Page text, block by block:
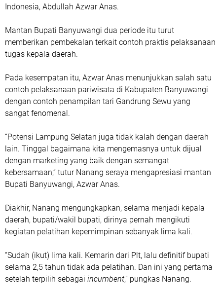
Indonesia, Abdullah Azwar Anas.
Mantan Bupati Banyuwangi dua periode itu turut
memberikan pembekalan terkait contoh praktis pelaksanaan
tugas kepala daerah.
Pada kesempatan itu, Azwar Anas menunjukkan salah satu
contoh pelaksanaan pariwisata di Kabupaten Banyuwangi
dengan contoh penampilan tari Gandrung Sewu yang
sangat fenomenal.
“Potensi Lampung Selatan juga tidak kalah dengan daerah
lain. Tinggal bagaimana kita mengemasnya untuk dijual
dengan marketing yang baik dengan semangat
kebersamaan,” tutur Nanang seraya mengapresiasi mantan
Bupati Banyuwangi, Azwar Anas.
Diakhir, Nanang mengungkapkan, selama menjadi kepala
daerah, bupati/wakil bupati, dirinya pernah mengikuti
kegiatan pelatihan kepemimpinan sebanyak lima kali.
“Sudah (ikut) lima kali. Kemarin dari Plt, lalu definitif bupati
selama 2,5 tahun tidak ada pelatihan. Dan ini yang pertama
setelah terpilih sebagai incumbent,” pungkas Nanang.